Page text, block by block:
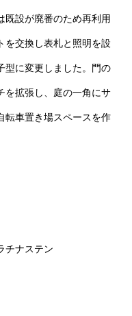
既設が廃番のため再利用
を交換し表札と照明を設
型に変更しました。門の
を拡張し、庭の一角にサ
転車置き場スペースを作
ナステン